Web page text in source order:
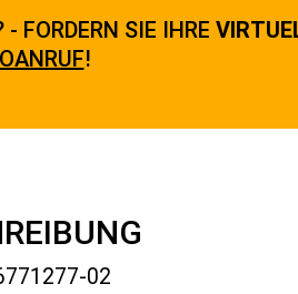
FORDERN SIE IHRE
!
02